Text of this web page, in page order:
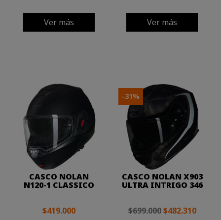
Ver más Ver más
CASCO NOLAN
N120-1 CLASSICO
$419.000
CASCO NOLAN X903
ULTRA INTRIGO 346
$699.000 $482.310
-31%